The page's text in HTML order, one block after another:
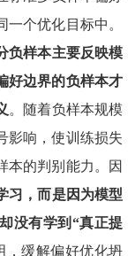
个优化目标中。
负样本主要反映模
好边界的负样本才
。随着负样本规模
影响，使训练损失
的判别能力。
因
习，而是因为模型
没有学到“真正提
，缓解偏好优化坍